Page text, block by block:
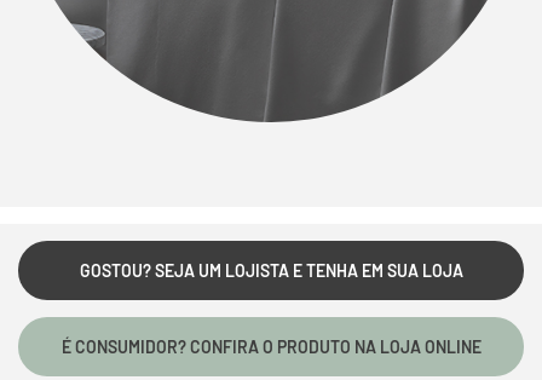
GOSTOU? SEJA UM LOJISTA E TENHA EM SUA LOJA
É CONSUMIDOR? CONFIRA O PRODUTO NA LOJA ONLINE